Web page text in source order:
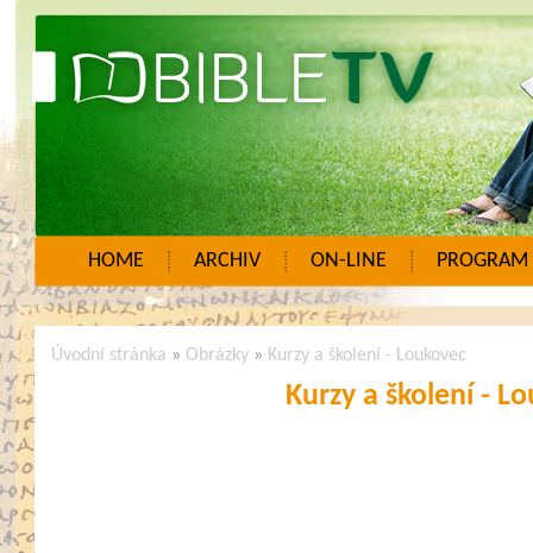
HOME ARCHIV ON-LINE PROGRAM
Úvodní stránka » Obrázky » Kurzy a školení - Loukovec
Kurzy a školení -